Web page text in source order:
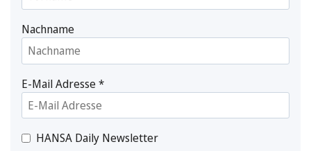
Nachname
E-Mail Adresse*
HANSA Daily Newsletter